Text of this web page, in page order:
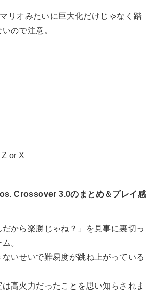
リオみたいに巨大化だけじゃなく踏
ので注意。
or X
Crossover 3.0のまとめ＆プレイ感
だから楽勝じゃね？」を見事に裏切っ
。
いせいで難易度が跳ね上がっている
高火力だったことを思い知らされま